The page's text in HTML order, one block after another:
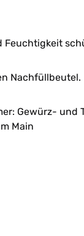
Feuchtigkeit
Nachfüllbeutel.
Gewürz- und
Main